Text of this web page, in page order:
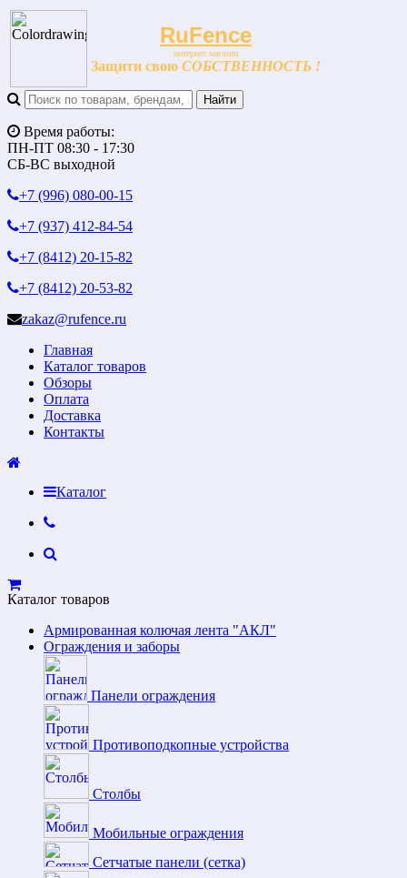
RuFence
интернет магазин
Защити свою СОБСТВЕННОСТЬ !
Время работы:
ПН-ПТ 08:30 - 17:30
СБ-ВС выходной
+7 (996) 080-00-15
+7 (937) 412-84-54
+7 (8412) 20-15-82
+7 (8412) 20-53-82
zakaz@rufence.ru
Главная
Каталог товаров
Обзоры
Оплата
Доставка
Контакты
Каталог
Каталог товаров
Армированная колючая лента "АКЛ"
Ограждения и заборы
Панели ограждения
Противоподкопные устройства
Столбы
Мобильные ограждения
Сетчатые панели (сетка)